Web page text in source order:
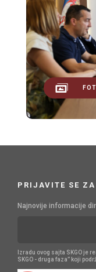
PRIJAVITE SE ZA
Najnovije informacije
Izradu ovog sajta SKGO je
SKGO - druga faza” koji